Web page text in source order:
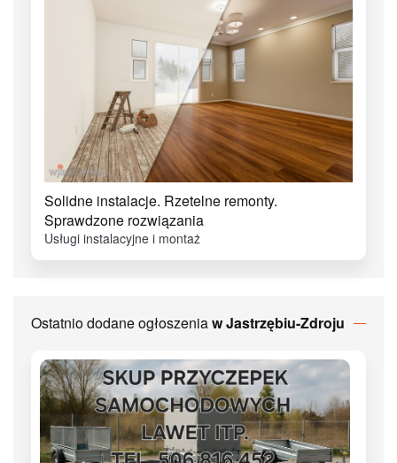
Solidne instalacje. Rzetelne remonty.
Sprawdzone rozwiązania
Usługi instalacyjne i montaż
Ostatnio dodane ogłoszeniaw Jastrzębiu-Zdroju